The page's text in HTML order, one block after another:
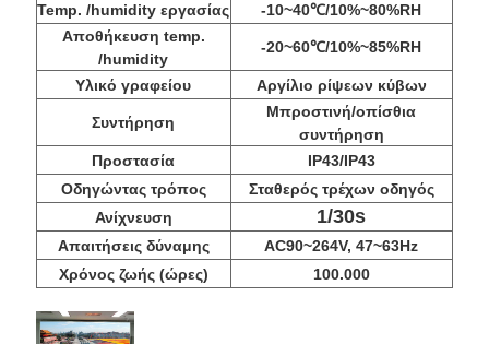
Temp. /humidity εργασίας
-10~40℃/10%~80%RH
Αποθήκευση temp.
/humidity
-20~60℃/10%~85%RH
Υλικό γραφείου Αργίλιο ρίψεων κύβων
Συντήρηση
Μπροστινή/οπίσθια
συντήρηση
Προστασία
IP43/IP43
Οδηγώντας τρόπος
Σταθερός τρέχων οδηγός
Ανίχνευση
1/30s
Απαιτήσεις δύναμης
AC90~264V, 47~63Hz
Χρόνος ζωής (ώρες)
100.000